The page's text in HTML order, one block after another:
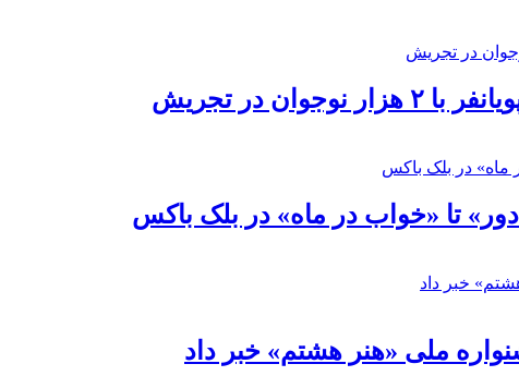
در تجریش
تا «خواب در ماه» در بلک باکس
ملی «هنر هشتم» خبر داد